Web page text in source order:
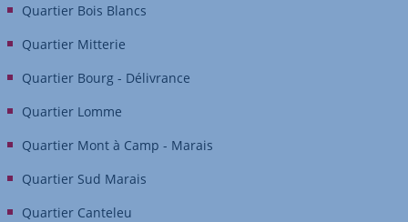
Quartier Bois Blancs
Quartier Mitterie
Quartier Bourg - Délivrance
Quartier Lomme
Quartier Mont à Camp - Marais
Quartier Sud Marais
Quartier Canteleu